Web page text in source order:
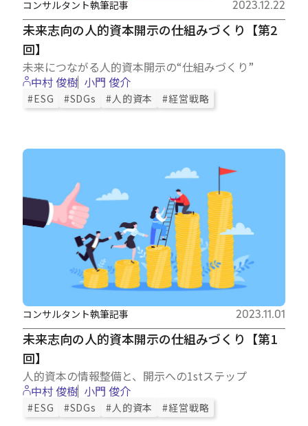
未来志向の人的資本開示の仕組みづくり【第2
回】
未来につながる人的資本開示の“仕組みづくり”
コンサルタント執筆記事 2023.12.22
中村 俊樹 小門 俊介
#ESG #SDGs #人的資本 #経営戦略
未来志向の人的資本開示の仕組みづくり【第1
回】
人的資本の情報整備と、開示への1stステップ
コンサルタント執筆記事 2023.11.01
中村 俊樹 小門 俊介
#ESG #SDGs #人的資本 #経営戦略